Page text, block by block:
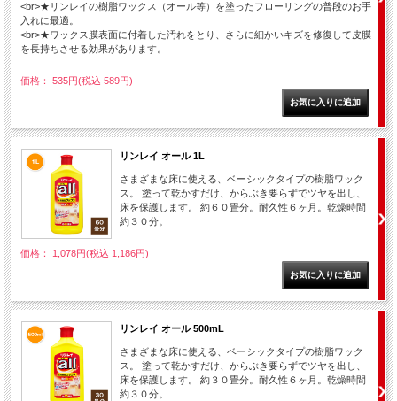
<br>★リンレイの樹脂ワックス（オール等）を塗ったフローリングの普段のお手
入れに最適。
<br>★ワックス膜表面に付着した汚れをとり、さらに細かいキズを修復して皮膜
を長持ちさせる効果があります。
価格： 535円(税込 589円)
リンレイ オール 1L
さまざまな床に使える、ベーシックタイプの樹脂ワック
ス。 塗って乾かすだけ、からぶき要らずでツヤを出し、
床を保護します。 約６０畳分。耐久性６ヶ月。乾燥時間
約３０分。
価格： 1,078円(税込 1,186円)
リンレイ オール 500mL
さまざまな床に使える、ベーシックタイプの樹脂ワック
ス。 塗って乾かすだけ、からぶき要らずでツヤを出し、
床を保護します。 約３０畳分。耐久性６ヶ月。乾燥時間
約３０分。